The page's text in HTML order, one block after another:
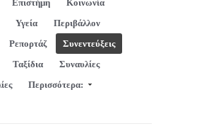
Επιστήμη
Κοινωνία
Υγεία
Περιβάλλον
Ρεπορτάζ
Συνεντεύξεις
Ταξίδια
Συναυλίες
Περισσότερα: